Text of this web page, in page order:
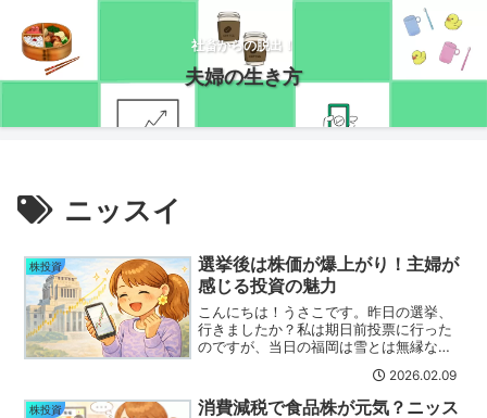
社畜からの脱出！
夫婦の生き方
ニッスイ
株投資
選挙後は株価が爆上がり！主婦が
感じる投資の魅力
こんにちは！うさこです。昨日の選挙、
行きましたか？私は期日前投票に行った
のですが、当日の福岡は雪とは無縁な状
す(・_・;)大雪の地域の方は投票に行け
ず、本当に大変だと思います・・・自民
2026.02.09
株投資
消費減税で食品株が元気？ニッス